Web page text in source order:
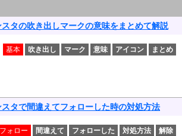
スタの吹き出しマークの意味をまとめて解説
基本 吹き出し マーク 意味 アイコン まとめ
スタで間違えてフォローした時の対処方法
フォロー 間違えて フォローした 対処方法 解除